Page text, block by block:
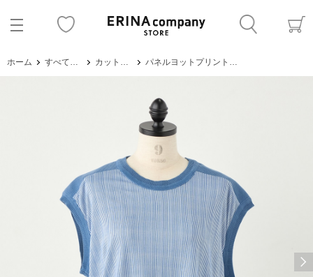
ホーム すべてのアイテム カットソー・Tシャツ パネルヨットプリントトップス